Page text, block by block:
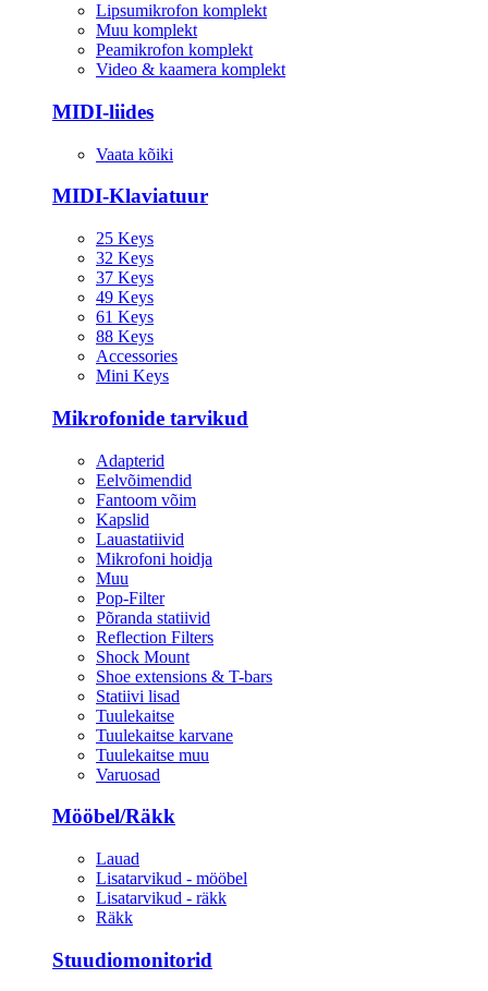
Lipsumikrofon komplekt
Muu komplekt
Peamikrofon komplekt
Video & kaamera komplekt
MIDI-liides
Vaata kõiki
MIDI-Klaviatuur
25 Keys
32 Keys
37 Keys
49 Keys
61 Keys
88 Keys
Accessories
Mini Keys
Mikrofonide tarvikud
Adapterid
Eelvõimendid
Fantoom võim
Kapslid
Lauastatiivid
Mikrofoni hoidja
Muu
Pop-Filter
Põranda statiivid
Reflection Filters
Shock Mount
Shoe extensions & T-bars
Statiivi lisad
Tuulekaitse
Tuulekaitse karvane
Tuulekaitse muu
Varuosad
Mööbel/Räkk
Lauad
Lisatarvikud - mööbel
Lisatarvikud - räkk
Räkk
Stuudiomonitorid